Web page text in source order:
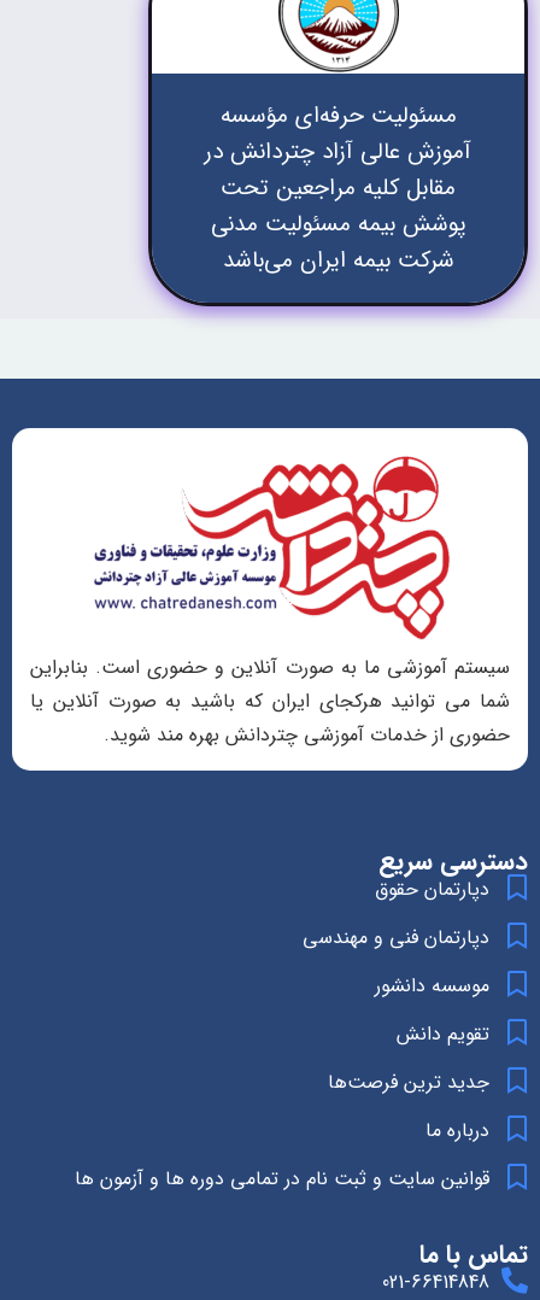
مسئولیت حرفه‌ای مؤسسه
آموزش عالی آزاد چتردانش در
مقابل کلیه مراجعین تحت
پوشش بیمه مسئولیت مدنی
شرکت بیمه ایران می‌باشد
سیستم آموزشی ما به صورت آنلاین و حضوری است. بنابراین
شما می توانید هرکجای ایران که باشید به صورت آنلاین یا
حضوری از خدمات آموزشی چتردانش بهره مند شوید.
دسترسی سریع
دپارتمان حقوق
دپارتمان فنی و مهندسی
موسسه دانشور
تقویم دانش
جدید ترین فرصت‌ها
درباره ما
قوانین سایت و ثبت نام در تمامی دوره ها و آزمون ها
تماس با ما
021-66414848